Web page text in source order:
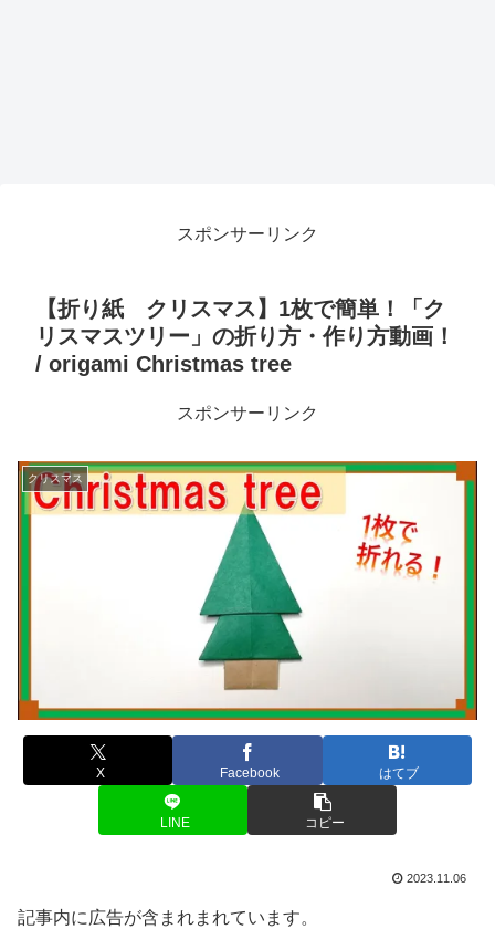
スポンサーリンク
【折り紙 クリスマス】1枚で簡単！「ク
リスマスツリー」の折り方・作り方動画！
/ origami Christmas tree
スポンサーリンク
クリスマス
X Facebook はてブ
LINE コピー
2023.11.06
記事内に広告が含まれまれています。